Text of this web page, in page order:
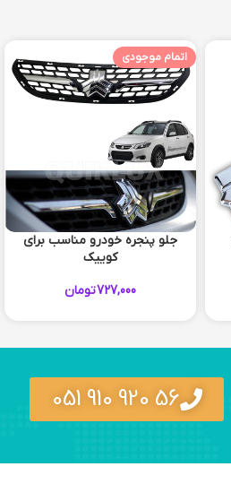
اتمام موجودی
جلو پنجره خودرو مناسب برای
کوییک
727,000تومان
56 920 910 051